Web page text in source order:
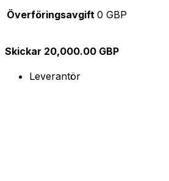
Överföringsavgift 0 GBP
Skickar 20,000.00 GBP
Leverantör